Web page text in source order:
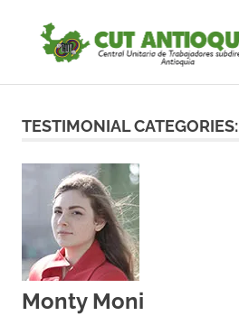
contenido
de
Trabajadores
subdirectiva
Antioquia
TESTIMONIAL CATEGORIES:
Monty Moni